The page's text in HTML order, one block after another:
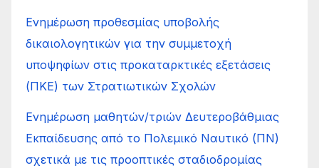
Ενημέρωση προθεσμίας υποβολής
δικαιολογητικών για την συμμετοχή
υποψηφίων στις προκαταρκτικές εξετάσεις
(ΠΚΕ) των Στρατιωτικών Σχολών
Ενημέρωση μαθητών/τριών Δευτεροβάθμιας
Εκπαίδευσης από το Πολεμικό Ναυτικό (ΠΝ)
σχετικά με τις προοπτικές σταδιοδρομίας